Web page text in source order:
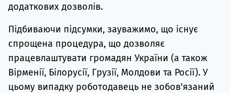
додаткових дозволів.
Підбиваючи підсумки, зауважимо, що існує
спрощена процедура, що дозволяє
працевлаштувати громадян України (а також
Вірменії, Білорусії, Грузії, Молдови та Росії). У
цьому випадку роботодавець не зобов'язаний